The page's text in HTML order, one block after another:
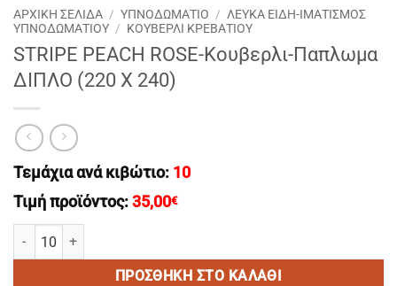
ΑΡΧΙΚΉ ΣΕΛΊΔΑ / ΥΠΝΟΔΩΜΑΤΙΟ / ΛΕΥΚΑ ΕΙΔΗ-ΙΜΑΤΙΣΜΟΣ
ΥΠΝΟΔΩΜΑΤΙΟΥ / ΚΟΥΒΕΡΛΙ ΚΡΕΒΑΤΙΟΥ
STRIPE PEACH ROSE-Κουβερλι-Παπλωμα
ΔΙΠΛΟ (220 Χ 240)
Τεμάχια ανά κιβώτιο: 10
Τιμή προϊόντος: 35,00€
STRIPE PEACH ROSE-Κουβερλι-Παπλωμα ΔΙΠΛΟ (220 Χ 240)
ΠΡΟΣΘΉΚΗ ΣΤΟ ΚΑΛΆΘΙ